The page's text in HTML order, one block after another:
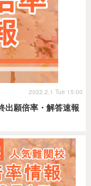
出願倍率・解答速報
2022.2.1 Tue 15:00